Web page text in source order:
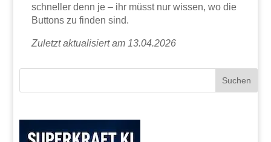
schneller denn je – ihr müsst nur wissen, wo die
Buttons zu finden sind.
Zuletzt aktualisiert am 13.04.2026